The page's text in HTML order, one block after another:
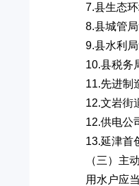
7.县生态
8.县城管
9.县水利
10.县税务
11.先进制
12.文岩街
12.供电公
13.延津首
（三）主
用水户应